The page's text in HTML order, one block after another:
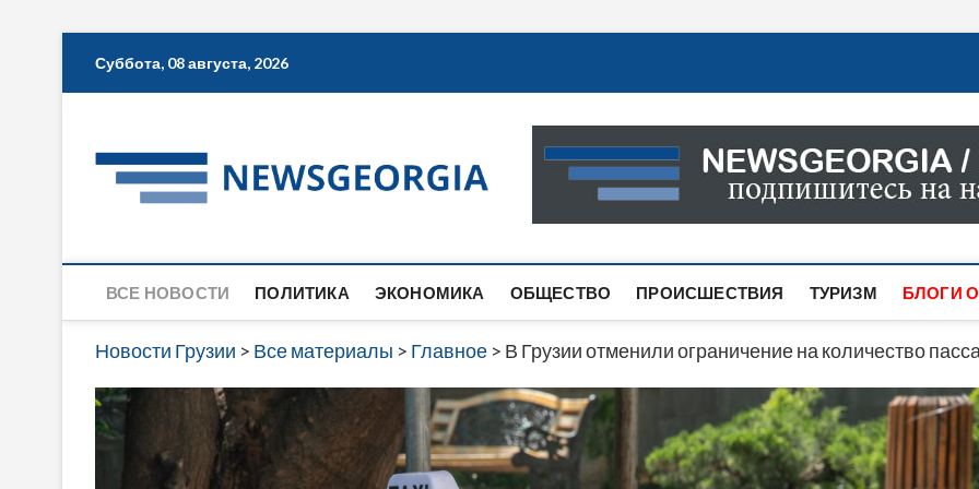
Суббота, 08 августа, 2026
Новости Грузии
САМАЯ АКТУАЛЬНАЯ ИНФОРМАЦИЯ О СОБЫТИЯХ
САЙТЕ ВЫ НАЙДЕТЕ НОВОСТИ ПОЛИТИКИ,
ВСЕ НОВОСТИ ПОЛИТИКА ЭКОНОМИКА ОБЩЕСТВО ПРОИСШЕСТВИЯ ТУРИЗМ БЛОГИ
Новости Грузии > Все материалы > Главное > В Грузии отменили ограничение на количество